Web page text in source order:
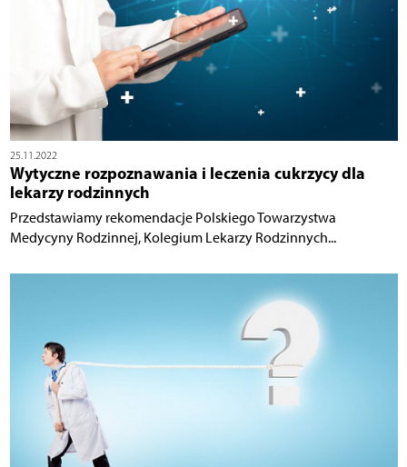
25.11.2022
Wytyczne rozpoznawania i leczenia cukrzycy dla
lekarzy rodzinnych
Przedstawiamy rekomendacje Polskiego Towarzystwa
Medycyny Rodzinnej, Kolegium Lekarzy Rodzinnych...